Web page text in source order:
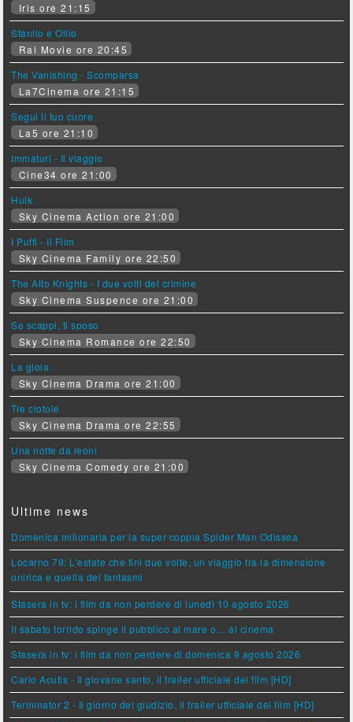
Iris ore 21:15
Stanlio e Ollio
Rai Movie ore 20:45
The Vanishing - Scomparsa
La7Cinema ore 21:15
Segui il tuo cuore
La5 ore 21:10
Immaturi - Il viaggio
Cine34 ore 21:00
Hulk
Sky Cinema Action ore 21:00
I Puffi - Il Film
Sky Cinema Family ore 22:50
The Alto Knights - I due volti del crimine
Sky Cinema Suspence ore 21:00
Se scappi, ti sposo
Sky Cinema Romance ore 22:50
La gioia
Sky Cinema Drama ore 21:00
Tre ciotole
Sky Cinema Drama ore 22:55
Una notte da leoni
Sky Cinema Comedy ore 21:00
Ultime news
Domenica milionaria per la super coppia Spider Man Odissea
Locarno 79: L'estate che finì due volte, un viaggio tra la dimensione
onirica e quella dei fantasmi
Stasera in tv: i film da non perdere di lunedì 10 agosto 2026
Il sabato torrido spinge il pubblico al mare o… al cinema
Stasera in tv: i film da non perdere di domenica 9 agosto 2026
Carlo Acutis - Il giovane santo, il trailer ufficiale del film [HD]
Terminator 2 - Il giorno del giudizio, il trailer ufficiale del film [HD]